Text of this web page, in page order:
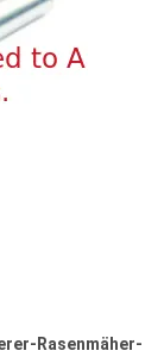
Rasenmäher-